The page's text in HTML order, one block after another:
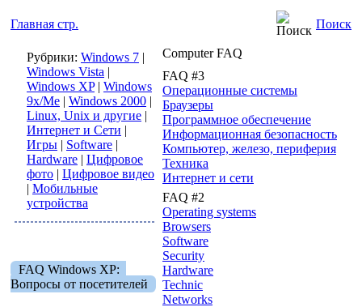
Главная стр. Поиск
Рубрики: Windows 7 |
Windows Vista |
Windows XP| Windows
9x/Me | Windows 2000 |
Linux, Unix и другие |
Интернет и Сети |
Игры | Software |
Hardware | Цифровое
фото | Цифровое видео
| Мобильные
устройства
FAQ Windows XP:
Вопросы от посетителей
Computer FAQ
FAQ #3
Операционные системы
Браузеры
Программное обеспечение
Информационная безопасность
Компьютер, железо, периферия
Техника
Интернет и сети
FAQ #2
Operating systems
Browsers
Software
Security
Hardware
Technic
Networks